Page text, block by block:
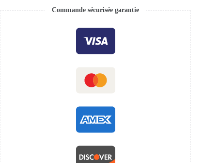
Commande sécurisée garantie